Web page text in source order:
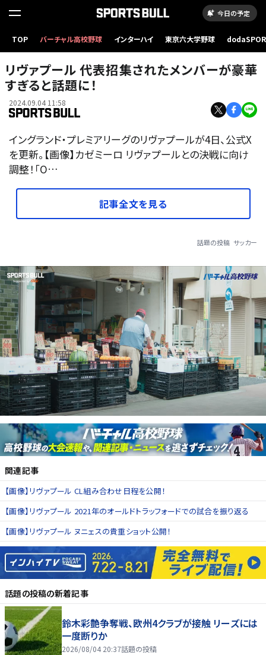
今日の予定
TOP バーチャル高校野球 インターハイ 東京六大学野球
リヴァプール 代表招集されたメンバーが豪華
すぎると話題に！
2024.09.04 11:58
イングランド・プレミアリーグのリヴァプールが4日、公式X
を更新。【画像】カゼミーロ リヴァプールとの決戦に向け
調整！「O…
記事全文を見る
話題の投稿 サッカー
関連記事
【画像】リヴァプール CL組み合わせ日程を公開！
【画像】リヴァプール 2021年のオールドトラッフォードでの試合を振り返る
【画像】リヴァプール ヌニェスの貴重ショット公開！
話題の投稿の新着記事
鈴木彩艶争奪戦、欧州4クラブが接触 リーズには
一度断りか
2026/08/04 20:37話題の投稿